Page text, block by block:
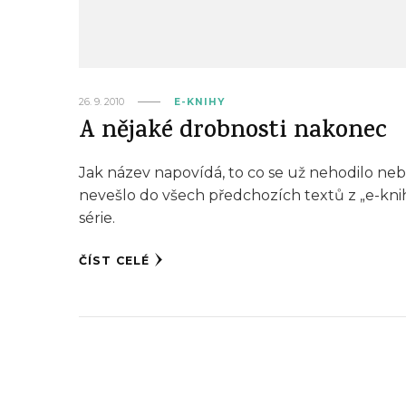
26. 9. 2010 E-KNIHY
A nějaké drobnosti nakonec
Jak název napovídá, to co se už nehodilo
nevešlo do všech předchozích textů z „e-
série.
ČÍST CELÉ